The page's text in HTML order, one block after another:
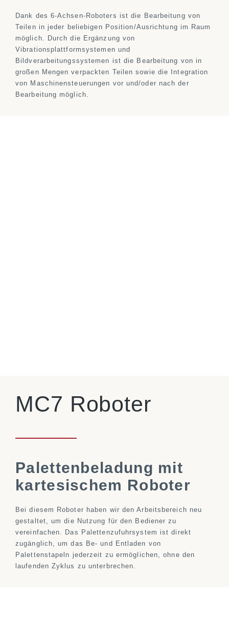
Dank des 6-Achsen-Roboters ist die Bearbeitung von
Teilen in jeder beliebigen Position/Ausrichtung im Raum
möglich. Durch die Ergänzung von
Vibrationsplattformsystemen und
Bildverarbeitungssystemen ist die Bearbeitung von in
großen Mengen verpackten Teilen sowie die Integration
von Maschinensteuerungen vor und/oder nach der
Bearbeitung möglich.
MC7 Roboter
Palettenbeladung mit
kartesischem Roboter
Bei diesem Roboter haben wir den Arbeitsbereich neu
gestaltet, um die Nutzung für den Bediener zu
vereinfachen. Das Palettenzufuhrsystem ist direkt
zugänglich, um das Be- und Entladen von
Palettenstapeln jederzeit zu ermöglichen, ohne den
laufenden Zyklus zu unterbrechen.